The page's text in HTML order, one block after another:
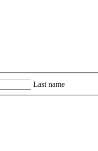
Last name